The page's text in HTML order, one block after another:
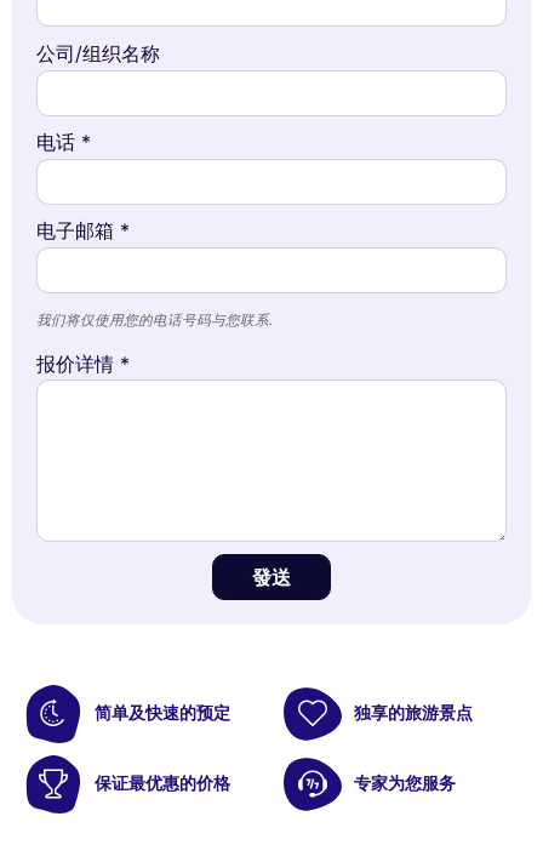
公司/组织名称
电话 *
电子邮箱 *
我们将仅使用您的电话号码与您联系.
报价详情 *
發送
简单及快速的预定 独享的旅游景点
保证最优惠的价格 专家为您服务